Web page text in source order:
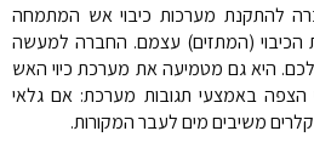
להתקנת מערכות כיבוי אש המתמחה
הכיבוי (המתזים) עצמם. החברה למעשה
שלכם. היא גם מטמיעה את מערכת כיוי האש
הצפה באמצעי תגובות מערכת: אם גלאי
משיבים מים לעבר המקורות.